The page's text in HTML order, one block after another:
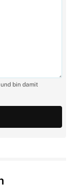
bin damit